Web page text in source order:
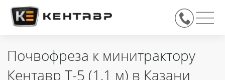
Почвофреза к минитрактору
Кентавр Т-5 (1,1 м) в Казани